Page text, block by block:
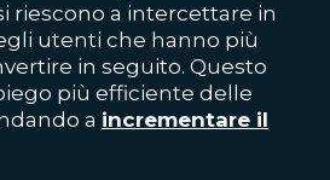
riescono a intercettare in
utenti che hanno più
in seguito. Questo
più efficiente delle
a incrementare il